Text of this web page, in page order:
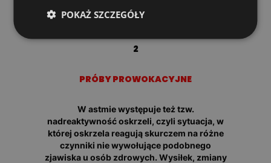
pomocą pewnych leków (leki wziewne).
2
PRÓBY PROWOKACYJNE
W astmie występuje też tzw.
nadreaktywność oskrzeli, czyli sytuacja, w
której oskrzela reagują skurczem na różne
czynniki nie wywołujące podobnego
zjawiska u osób zdrowych. Wysiłek, zmiany
POKAŻ SZCZEGÓŁY